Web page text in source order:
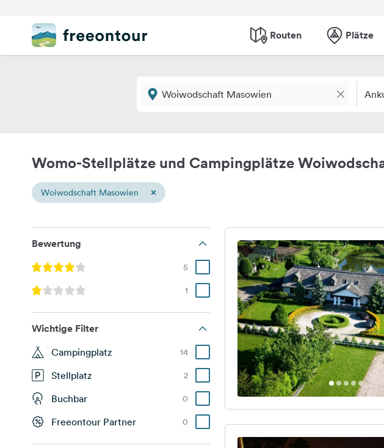
Routen Plätze
Womo-Stellplätze und Campingplätze
Woiwodschaft Masowien ×
Bewertung
5
1
Wichtige Filter
Campingplatz 14
Stellplatz 2
Buchbar 0
Freeontour Partner 0